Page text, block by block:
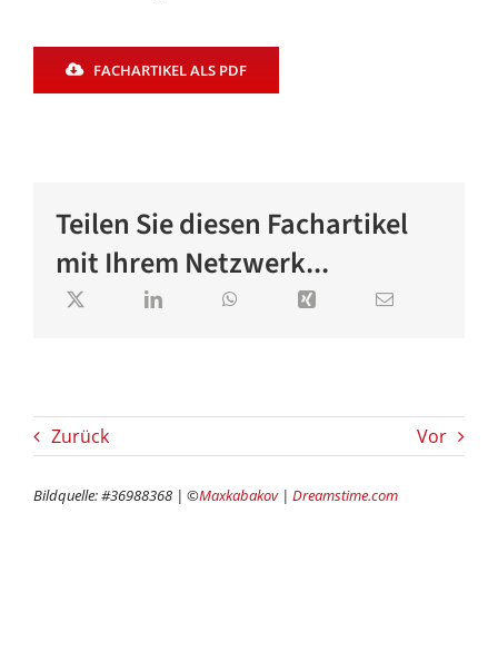
FACHARTIKEL ALS PDF
Teilen Sie diesen Fachartikel
mit Ihrem Netzwerk...
Zurück Vor
Bildquelle: #36988368 | ©Maxkabakov| Dreamstime.com